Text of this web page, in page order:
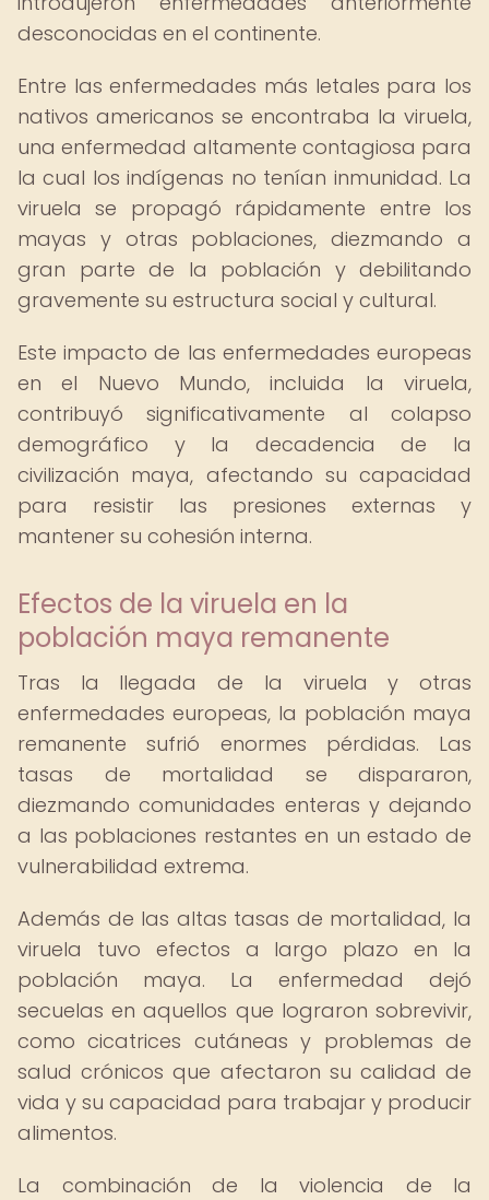
desconocidas en el continente.
Entre las enfermedades más letales para los
nativos americanos se encontraba la viruela,
una enfermedad altamente contagiosa para
la cual los indígenas no tenían inmunidad. La
viruela se propagó rápidamente entre los
mayas y otras poblaciones, diezmando a
gran parte de la población y debilitando
gravemente su estructura social y cultural.
Este impacto de las enfermedades europeas
en el Nuevo Mundo, incluida la viruela,
contribuyó significativamente al colapso
demográfico y la decadencia de la
civilización maya, afectando su capacidad
para resistir las presiones externas y
mantener su cohesión interna.
Efectos de la viruela en la
población maya remanente
Tras la llegada de la viruela y otras
enfermedades europeas, la población maya
remanente sufrió enormes pérdidas. Las
tasas de mortalidad se dispararon,
diezmando comunidades enteras y dejando
a las poblaciones restantes en un estado de
vulnerabilidad extrema.
Además de las altas tasas de mortalidad, la
viruela tuvo efectos a largo plazo en la
población maya. La enfermedad dejó
secuelas en aquellos que lograron sobrevivir,
como cicatrices cutáneas y problemas de
salud crónicos que afectaron su calidad de
vida y su capacidad para trabajar y producir
alimentos.
La combinación de la violencia de la